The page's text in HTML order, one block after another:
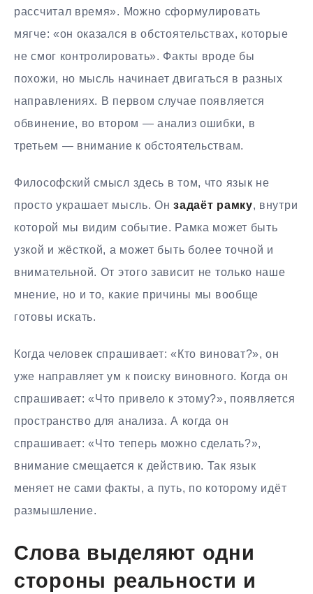
рассчитал время». Можно сформулировать
мягче: «он оказался в обстоятельствах, которые
не смог контролировать». Факты вроде бы
похожи, но мысль начинает двигаться в разных
направлениях. В первом случае появляется
обвинение, во втором — анализ ошибки, в
третьем — внимание к обстоятельствам.
Философский смысл здесь в том, что язык не
просто украшает мысль. Онзадаёт рамку, внутри
которой мы видим событие. Рамка может быть
узкой и жёсткой, а может быть более точной и
внимательной. От этого зависит не только наше
мнение, но и то, какие причины мы вообще
готовы искать.
Когда человек спрашивает: «Кто виноват?», он
уже направляет ум к поиску виновного. Когда он
спрашивает: «Что привело к этому?», появляется
пространство для анализа. А когда он
спрашивает: «Что теперь можно сделать?»,
внимание смещается к действию. Так язык
меняет не сами факты, а путь, по которому идёт
размышление.
Слова выделяют одни
стороны реальности и